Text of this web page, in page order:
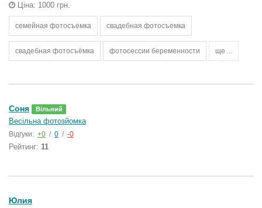
Ціна: 1000 грн.
семейная фотосъемка свадебная фотосъемка
свадебная фотосъёмка фотосессии беременности ще ...
Соня Вільний
Весільна фотозйомка
Відгуки: +0 / 0 / -0
Рейтинг: 11
Юлия